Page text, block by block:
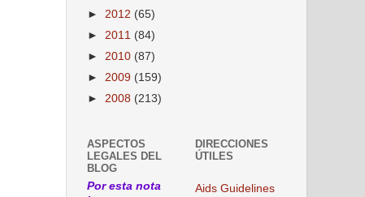
► 2012 (65)
► 2011 (84)
► 2010 (87)
► 2009 (159)
► 2008 (213)
ASPECTOS
LEGALES DEL
BLOG
Por esta nota
DIRECCIONES
ÚTILES
Aids Guidelines